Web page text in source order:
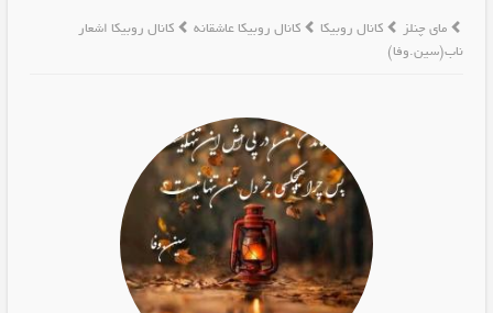
مای چنلز کانال روبیکا کانال روبیکا عاشقانه
کانال روبیکا اشعار
ناب(سین.وفا)